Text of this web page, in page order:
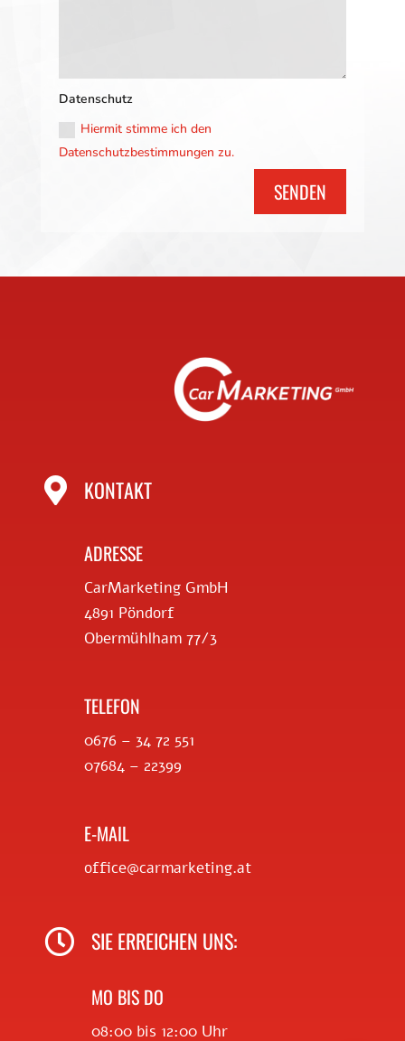
Datenschutz
Hiermit stimme ich den
Datenschutzbestimmungen zu.
SENDEN
 KONTAKT
ADRESSE
CarMarketing GmbH
4891 Pöndorf
Obermühlham 77/3
TELEFON
0676 – 34 72 551
07684 – 22399
E-MAIL
office@carmarketing.at
 SIE ERREICHEN UNS:
MO BIS DO
08:00 bis 12:00 Uhr